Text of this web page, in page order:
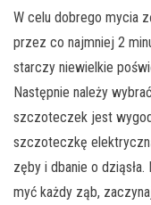
W celu dobrego mycia
przez co najmniej 2
starczy niewielkie
Następnie należy
szczoteczek jest
szczoteczkę
zęby i dbanie o
myć każdy ząb,